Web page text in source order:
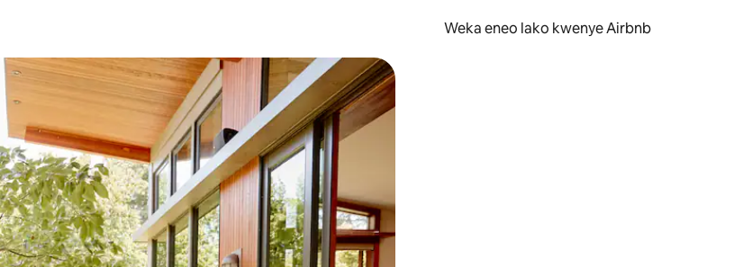
Weka eneo lako kwenye Airbnb